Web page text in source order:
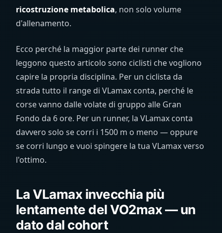
ricostruzione metabolica, non solo volume
d'allenamento.
Ecco perché la maggior parte dei runner che
leggono questo articolo sono ciclisti che vogliono
capire la propria disciplina. Per un ciclista da
strada tutto il range di VLamax conta, perché le
corse vanno dalle volate di gruppo alle Gran
Fondo da 6 ore. Per un runner, la VLamax conta
davvero solo se corri i 1500 m o meno — oppure
se corri lungo e vuoi spingere la tua VLamax verso
l'ottimo.
La VLamax invecchia più
lentamente del VO2max — un
dato dal cohort